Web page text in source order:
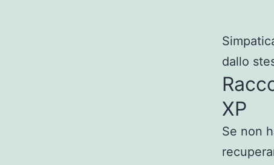
dallo
XP
Se non